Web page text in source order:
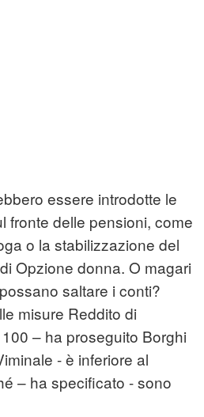
essere introdotte le
fronte delle pensioni, come
o la stabilizzazione del
Opzione donna. O magari
saltare i conti?
misure Reddito di
– ha proseguito Borghi
- è inferiore al
– ha specificato - sono